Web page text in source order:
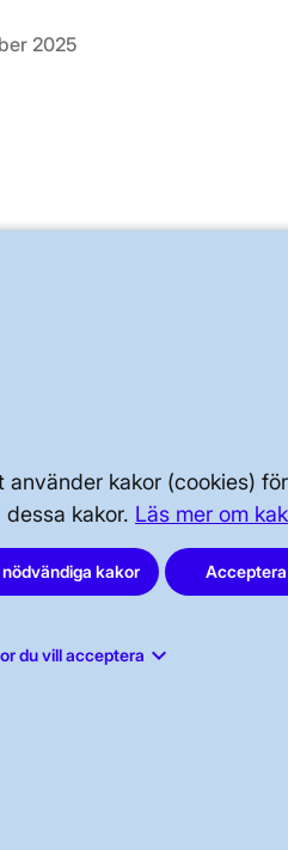
använder kakor (cookies)
kakor. Läs mer om
kakor
du vill acceptera keyboard_arrow_down
2025